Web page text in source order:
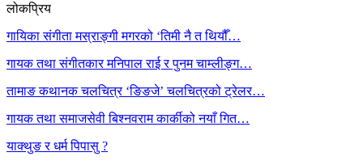
लोकप्रिय
गायिका संगीता मस्राङ्गी मगरको ‘तिमी नै त थियौँ…
गायक तथा संगीतकार मनिपाल राई र पुनम चाम्लीङ्ग…
तामाङ कथानक चलचित्र ‘ङिङजे’ चलचित्रको ट्रेलर…
गायक तथा समाजसेवी बिश्नवराम कार्कीको नयाँ गित…
याक्थुङ र धर्म पिपासु ?